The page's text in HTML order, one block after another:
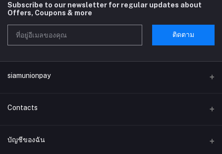
Subscribe to our newsletter for regular updates about
Offers, Coupons & more
ติดตาม
siamunionpay
Contacts
ที่อยู่
บัญชีของฉัน